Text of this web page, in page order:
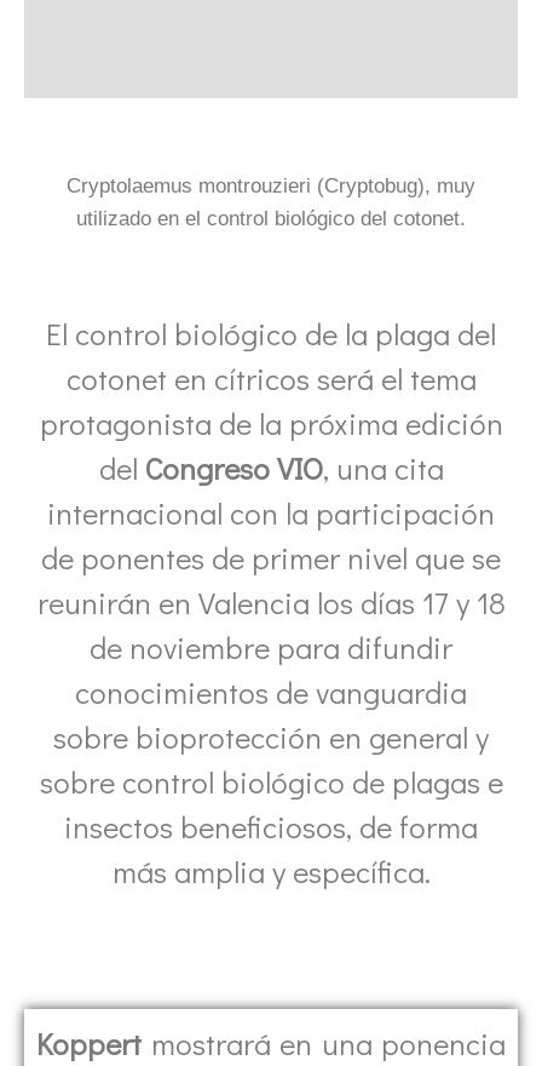
Cryptolaemus montrouzieri (Cryptobug), muy
utilizado en el control biológico del cotonet.
El control biológico de la plaga del
cotonet en cítricos será el tema
protagonista de la próxima edición
del Congreso VIO, una cita
internacional con la participación
de ponentes de primer nivel que se
reunirán en Valencia los días 17 y 18
de noviembre para difundir
conocimientos de vanguardia
sobre bioprotección en general y
sobre control biológico de plagas e
insectos beneficiosos, de forma
más amplia y específica.
Koppert mostrará en una ponencia